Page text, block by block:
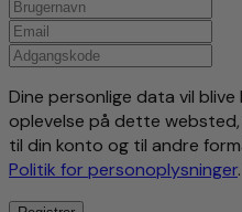
Dine personlige data vil
oplevelse på dette
til din konto og til andre
Politik for personoplysninger.